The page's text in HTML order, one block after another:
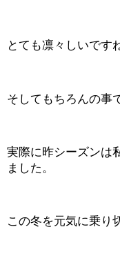
とても凛々しいです
そしてもちろんの事
実際に昨シーズンは
ました。
この冬を元気に乗り